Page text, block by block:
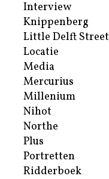
Interview
Knippenberg
Little Delft Street
Locatie
Media
Mercurius
Millenium
Nihot
Northe
Plus
Portretten
Ridderboek